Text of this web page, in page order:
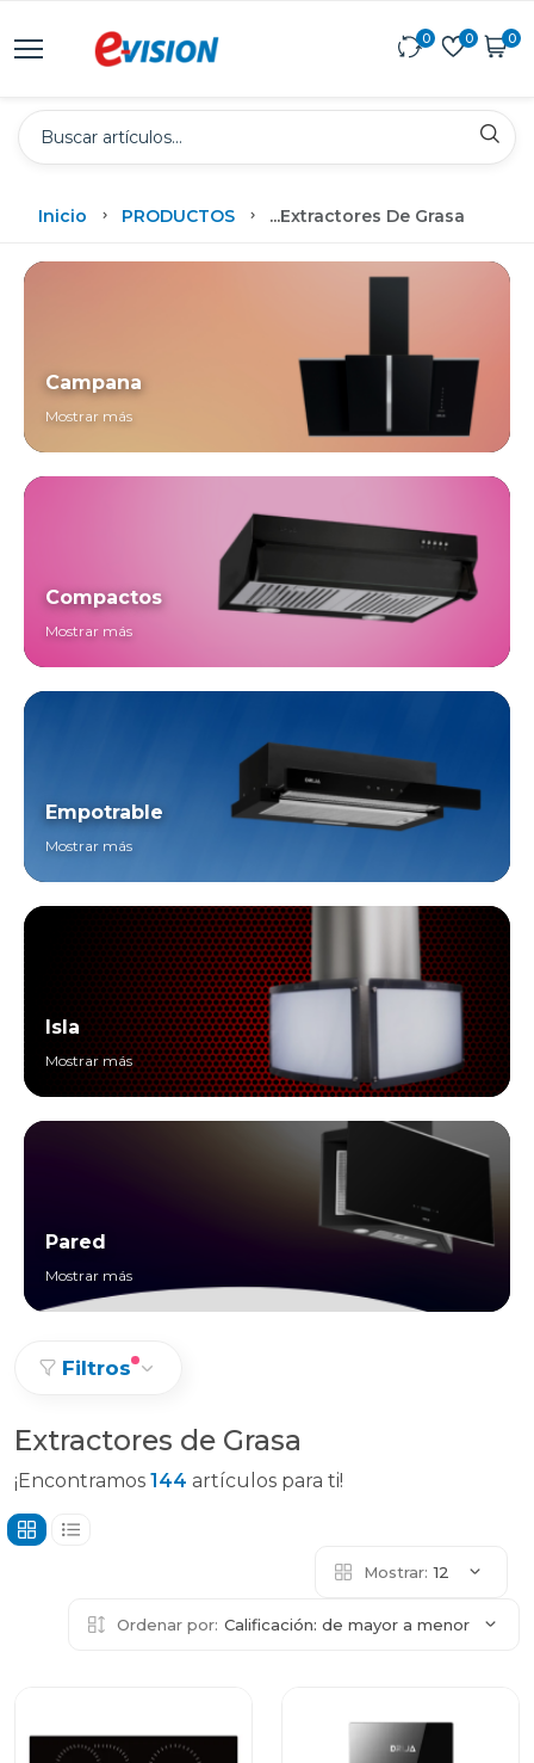
0 0 0
Inicio PRODUCTOS ...Extractores De Grasa
Campana
Mostrar más
Compactos
Mostrar más
Empotrable
Mostrar más
Isla
Mostrar más
Pared
Mostrar más
Filtros
Extractores de Grasa
¡Encontramos 144 artículos para ti!
Mostrar: 12
Ordenar por: Calificación: de mayor a menor